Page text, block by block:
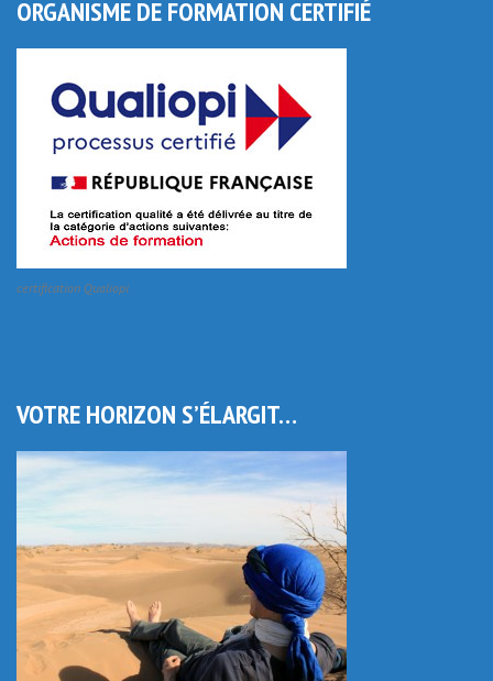
ORGANISME DE FORMATION CERTIFIÉ
certification Qualiopi
VOTRE HORIZON S’ÉLARGIT…